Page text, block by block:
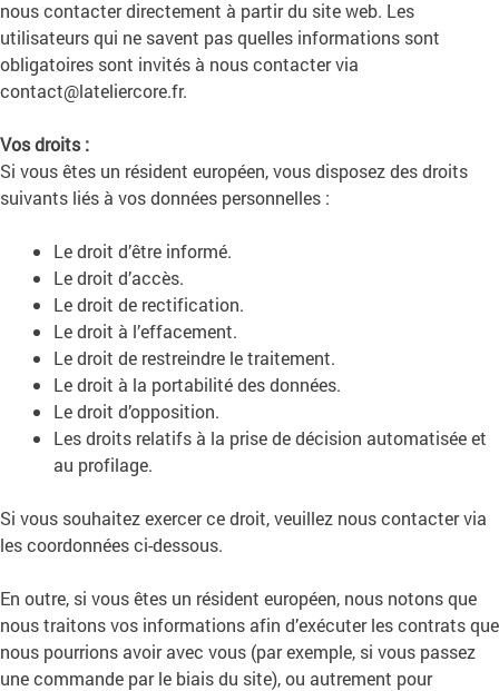
nous contacter directement à partir du site web. Les
utilisateurs qui ne savent pas quelles informations sont
obligatoires sont invités à nous contacter via
contact@lateliercore.fr.
Vos droits :
Si vous êtes un résident européen, vous disposez des droits
suivants liés à vos données personnelles :
Le droit d’être informé.
Le droit d’accès.
Le droit de rectification.
Le droit à l’effacement.
Le droit de restreindre le traitement.
Le droit à la portabilité des données.
Le droit d’opposition.
Les droits relatifs à la prise de décision automatisée et
au profilage.
Si vous souhaitez exercer ce droit, veuillez nous contacter via
les coordonnées ci-dessous.
En outre, si vous êtes un résident européen, nous notons que
nous traitons vos informations afin d’exécuter les contrats que
nous pourrions avoir avec vous (par exemple, si vous passez
une commande par le biais du site), ou autrement pour